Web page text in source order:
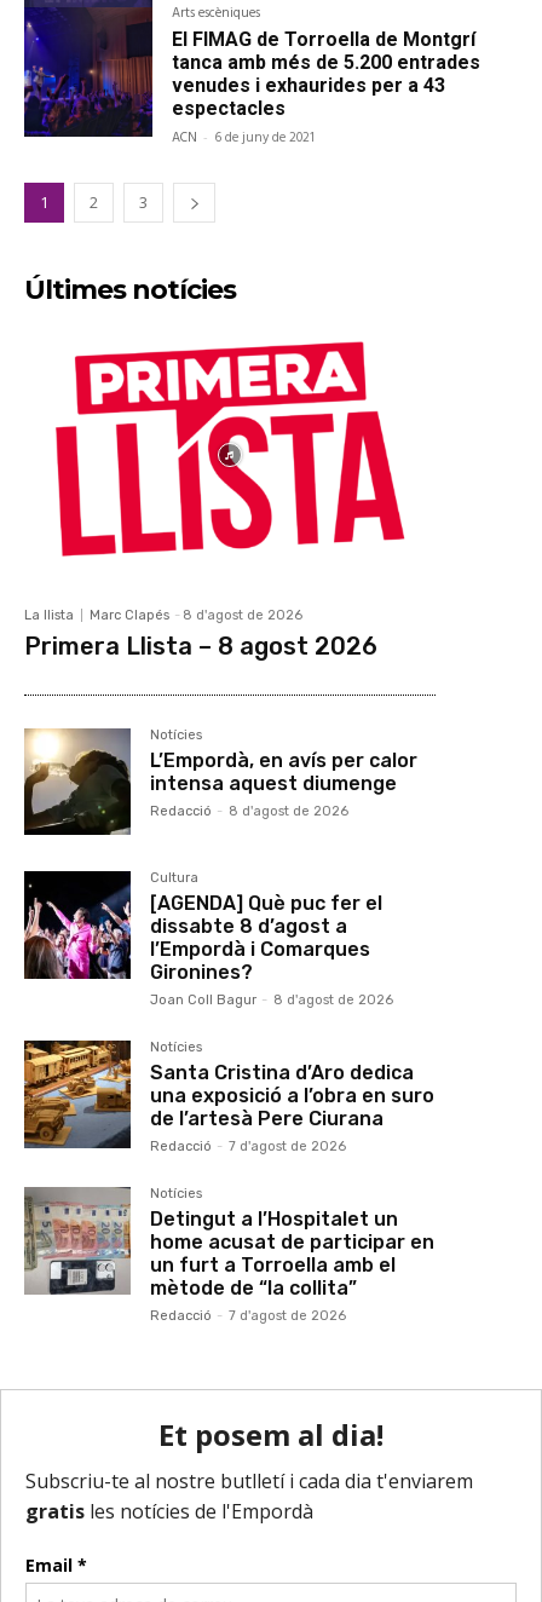
Arts escèniques
El FIMAG de Torroella de Montgrí
tanca amb més de 5.200 entrades
venudes i exhaurides per a 43
espectacles
ACN - 6 de juny de 2021
1 2 3
Últimes notícies
La llista Marc Clapés - 8 d'agost de 2026
Primera Llista – 8 agost 2026
Notícies
L’Empordà, en avís per calor
intensa aquest diumenge
Redacció - 8 d'agost de 2026
Cultura
[AGENDA] Què puc fer el
dissabte 8 d’agost a
l’Empordà i Comarques
Gironines?
Joan Coll Bagur - 8 d'agost de 2026
Notícies
Santa Cristina d’Aro dedica
una exposició a l’obra en suro
de l’artesà Pere Ciurana
Redacció - 7 d'agost de 2026
Notícies
Detingut a l’Hospitalet un
home acusat de participar en
un furt a Torroella amb el
mètode de “la collita”
Redacció - 7 d'agost de 2026